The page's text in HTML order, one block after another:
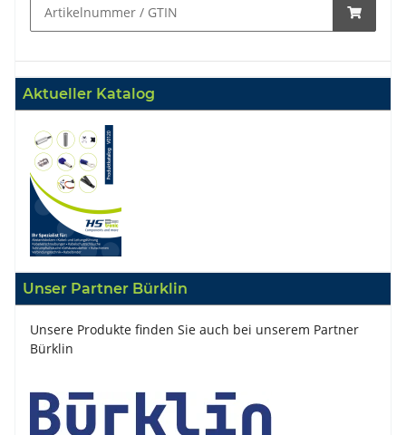
Aktueller Katalog
Unser Partner Bürklin
Unsere Produkte finden Sie auch bei unserem Partner
Bürklin